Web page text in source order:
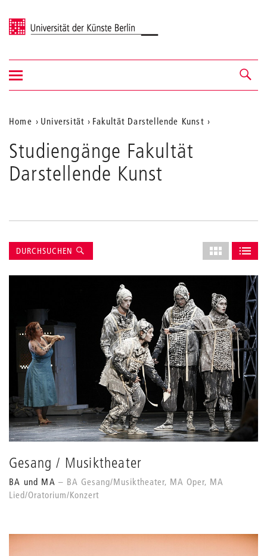
Universität der Künste Berlin
Navigation &
Suche
Navigation
ein-/ausblenden
Aktuelle
Position
auf
der
Home Universität Fakultät Darstellende Kunst
Studiengänge Fakultät
Darstellende Kunst
Suche
DURCHSUCHEN
Layout
des
anpassen
ALS GRIDALS
Gesang / Musiktheater
BA und MA
BA Gesang/Musiktheater, MA Oper, MA
Lied/Oratorium/Konzert